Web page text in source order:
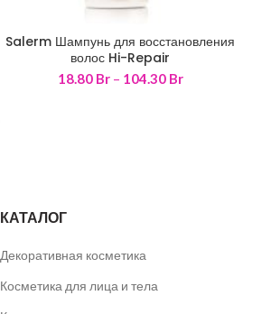
50 мл 250 мл 1000 мл
Salerm Шампунь для восстановления
волос Hi-Repair
18.80 Br – 104.30 BrДиапазон
КАТАЛОГ
Декоративная косметика
Косметика для лица и тела